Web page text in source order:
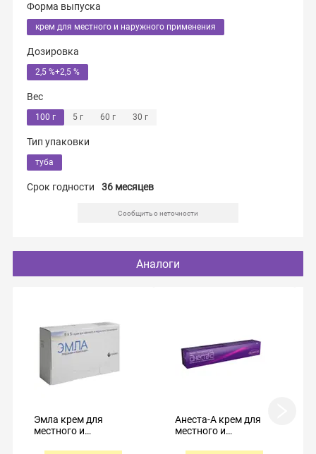
Форма выпуска
крем для местного и наружного применения
Дозировка
2,5 %+2,5 %
Вес
100 г 5 г 60 г 30 г
Тип упаковки
туба
Срок годности 36 месяцев
Сообщить о неточности
Аналоги
Эмла крем для
местного и
Анеста-А крем для
местного и